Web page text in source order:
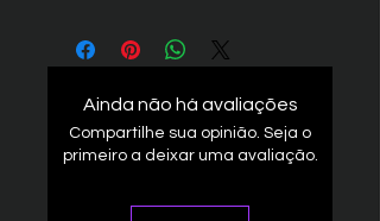
Ainda não há avaliações
Compartilhe sua opinião. Seja o
primeiro a deixar uma avaliação.